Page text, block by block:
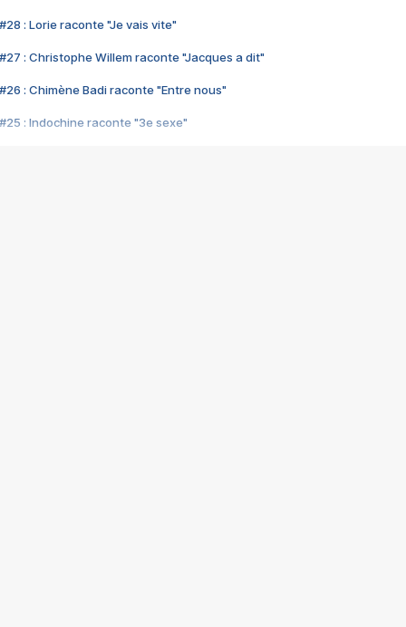
#28 : Lorie raconte "Je vais vite"
#27 : Christophe Willem raconte "Jacques a dit"
#26 : Chimène Badi raconte "Entre nous"
#25 : Indochine raconte "3e sexe"